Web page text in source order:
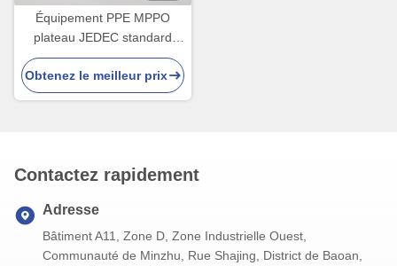
Équipement PPE MPPO
plateau JEDEC standard
antistatique évitant le
ramassage manuel
Obtenez le meilleur prix
Contactez rapidement
Adresse
Bâtiment A11, Zone D, Zone Industrielle Ouest,
Communauté de Minzhu, Rue Shajing, District de Baoan,